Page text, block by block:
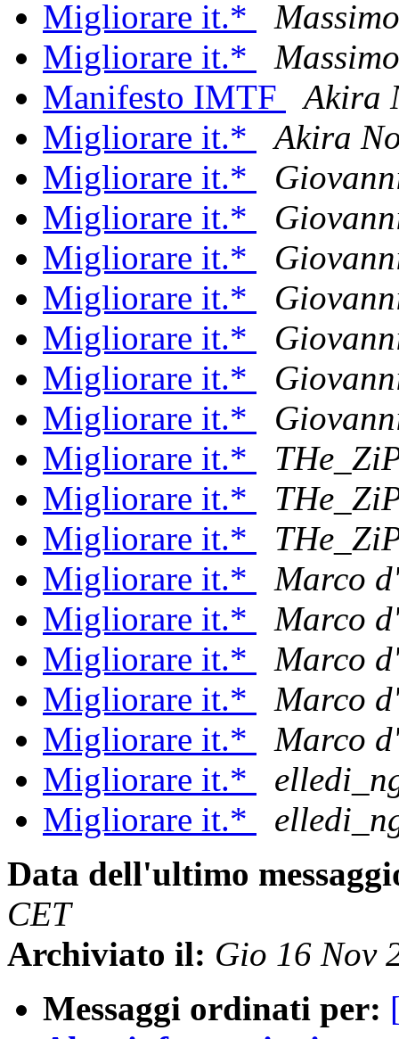
Migliorare it.*
Migliorare it.*
Manifesto IMTF
Akira
Migliorare it.*
Akira
Migliorare it.*
Migliorare it.*
Migliorare it.*
Migliorare it.*
Migliorare it.*
Migliorare it.*
Migliorare it.*
Migliorare it.*
Migliorare it.*
Migliorare it.*
Migliorare it.*
Marco
Migliorare it.*
Marco
Migliorare it.*
Marco
Migliorare it.*
Marco
Migliorare it.*
Marco
Migliorare it.*
Migliorare it.*
Data dell'ultimo
CET
Archiviato il: Gio 16 Nov
Messaggi ordinati per: